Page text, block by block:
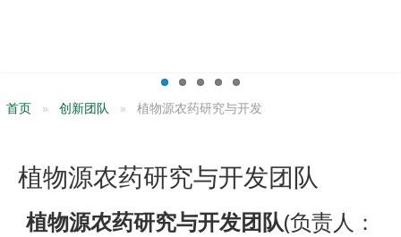
首页 创新团队 植物源农药研究与开发
植物源农药研究与开发团队
植物源农药研究与开发团队(负责人：